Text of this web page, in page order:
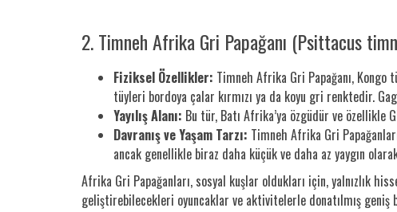
2. Timneh Afrika Gri Papağanı (Psittacus
Fiziksel Özellikler: Timneh Afrika Gri Papağanı,
tüyleri bordoya çalar kırmızı ya da koyu gri renktedir.
Yayılış Alanı: Bu tür, Batı Afrika’ya özgüdür ve özellikle
Davranış ve Yaşam Tarzı: Timneh Afrika Gri
ancak genellikle biraz daha küçük ve daha az yaygın
Afrika Gri Papağanları, sosyal kuşlar oldukları için, yalnızlık
geliştirebilecekleri oyuncaklar ve aktivitelerle donatılmış geniş